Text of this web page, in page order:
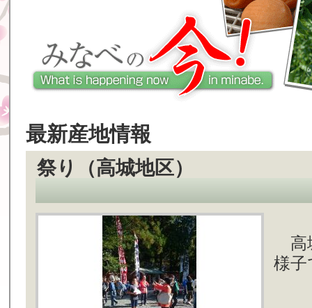
最新産地情報
祭り（高城地区）
高
様子